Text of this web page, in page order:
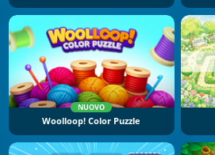
NUOVO
Woolloop! Color Puzzle